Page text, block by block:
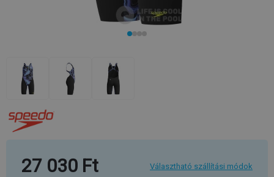
27 030 Ft
Választható szállítási módok